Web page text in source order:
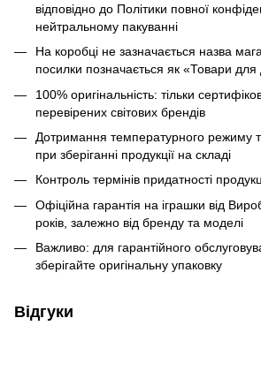
відповідно до Політики повної
нейтральному пакуванні
На коробці не зазначається назва
посилки позначається як «Товари
100% оригінальність: тільки
перевірених світових брендів
Дотримання температурного режиму та
при зберіганні продукції на складі
Контроль термінів придатності
Офіційна гарантія на іграшки від
років, залежно від бренду та моделі
Важливо: для гарантійного
зберігайте оригінальну упаковку
Відгуки